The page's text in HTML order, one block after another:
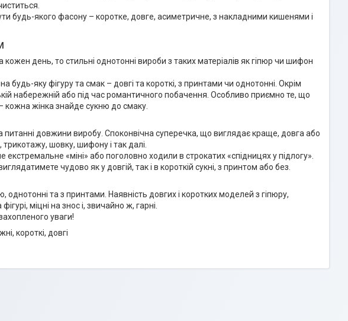
будь-якого фасону – коротке, довге, асиметричне, з накладними кишенями і
день, то стильні однотонні вироби з таких матеріалів як гіпюр чи шифон
будь-яку фігуру та смак – довгі та короткі, з принтами чи однотонні. Окрім
набережній або під час романтичного побачення. Особливо приємно те, що
кожна жінка знайде сукню до смаку.
питанні довжини виробу. Споконвічна суперечка, що виглядає краще, довга або
трикотажу, шовку, шифону і так далі.
екстремальне «міні» або поголовно ходили в строкатих «спідницях у підлогу».
чудово як у довгій, так і в короткій сукні, з принтом або без.
однотонні та з принтами. Наявність довгих і коротких моделей з гіпюру,
міцні на знос і, звичайно ж, гарні.
уваги!
короткі, довгі